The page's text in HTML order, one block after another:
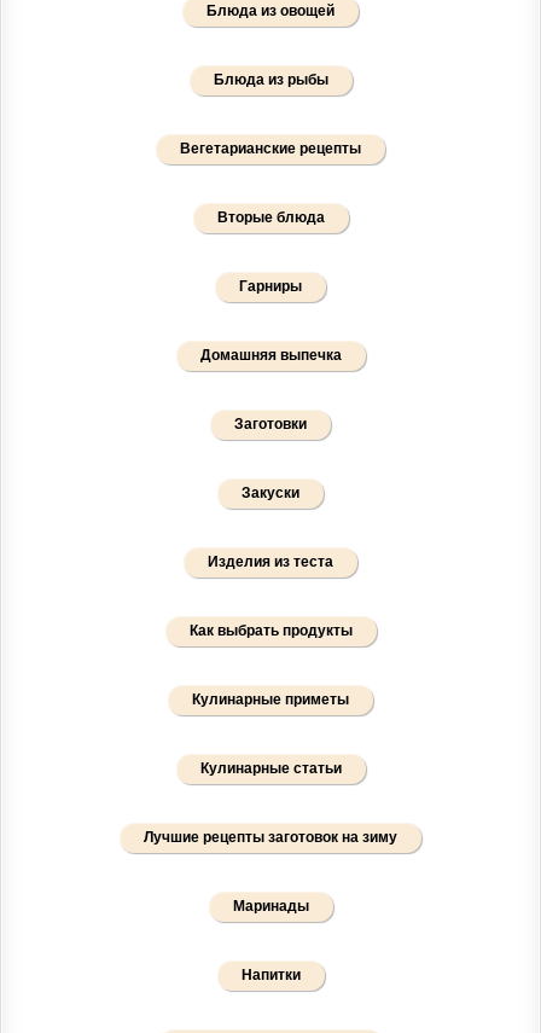
Блюда из овощей
Блюда из рыбы
Вегетарианские рецепты
Вторые блюда
Гарниры
Домашняя выпечка
Заготовки
Закуски
Изделия из теста
Как выбрать продукты
Кулинарные приметы
Кулинарные статьи
Лучшие рецепты заготовок на зиму
Маринады
Напитки